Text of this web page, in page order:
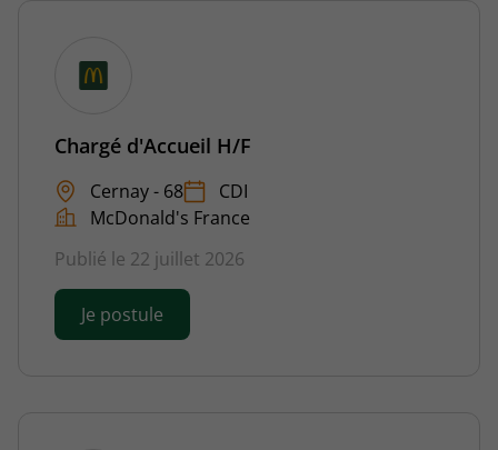
Chargé d'Accueil H/F
Cernay - 68
CDI
McDonald's France
Publié le 22 juillet 2026
Je postule